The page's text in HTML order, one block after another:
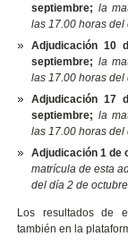
septiembre; la
las 17.00 horas
Adjudicación 10
septiembre; la
las 17.00 horas
Adjudicación 17
septiembre; la
las 17.00 horas
Adjudicación 1 de
matrícula de esta
del día 2 de octubre
Los resultados de
también en la